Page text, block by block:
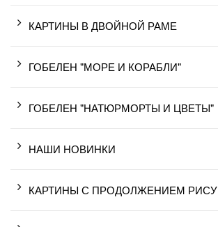
КАРТИНЫ В ДВОЙНОЙ РАМЕ
ГОБЕЛЕН "МОРЕ И КОРАБЛИ"
ГОБЕЛЕН "НАТЮРМОРТЫ И ЦВЕТЫ"
НАШИ НОВИНКИ
КАРТИНЫ С ПРОДОЛЖЕНИЕМ